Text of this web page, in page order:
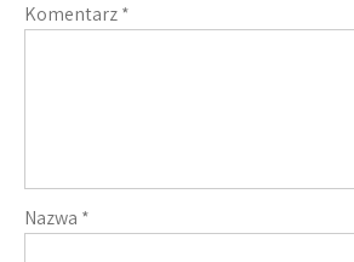
Komentarz*
Nazwa *